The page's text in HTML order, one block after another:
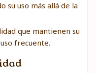
su uso más allá de la
que mantienen su
frecuente.